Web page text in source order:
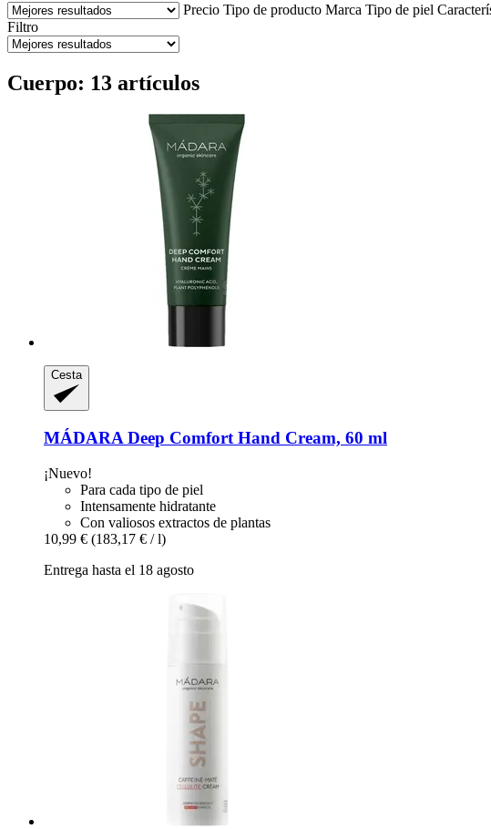
Precio Tipo de producto Marca Tipo de piel
Filtro
Cuerpo: 13 artículos
Cesta
MÁDARA Deep Comfort Hand Cream, 60 ml
¡Nuevo!
Para cada tipo de piel
Intensamente hidratante
Con valiosos extractos de plantas
10,99 € (183,17 € / l)
Entrega hasta el 18 agosto